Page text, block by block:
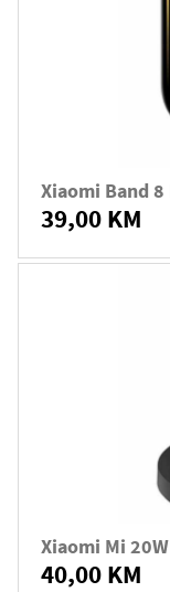
Xiaomi Band
39,00 KM
Xiaomi Mi
40,00 KM